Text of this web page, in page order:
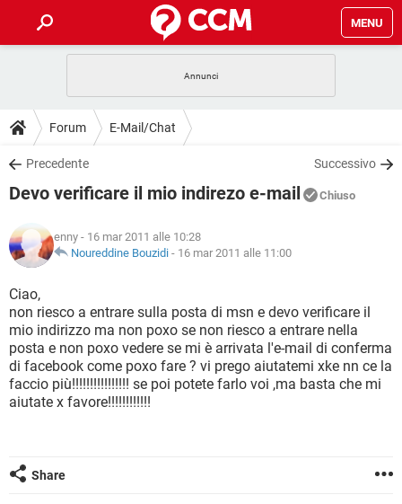
MENU
INTRATTENIMENTO
iOS
INSTAGRAM WHATSAPP
HARDWARE
GUIDE
COVID-19
INSTAGRAM
TIKTOK
HARDWARE
DOWNLOAD
COVID-19 GAMING
iOS WINDOWS 10
INSTAGRAM
TIKTOK FACEBOOK
HARDWARE
COVID-19
INTRATTENIMENTO
iOS
INSTAGRAM WHATSAPP
TIKTOK FACEBOOK
HARDWARE
GLOSSARIO
COVID-19
INTRATTENIMENTO ANDROID
iOS WINDOWS 10
INSTAGRAM WHATSAPP
TIKTOK
Forum E-Mail/Chat
Precedente Successivo
Devo verificare il mio indirezo e-mail Chiuso
enny - 16 mar 2011 alle 10:28
Noureddine Bouzidi - 16 mar 2011 alle 11:00
Ciao,
non riesco a entrare sulla posta di msn e devo verificare il
mio indirizzo ma non poxo se non riesco a entrare nella
posta e non poxo vedere se mi è arrivata l'e-mail di conferma
di facebook come poxo fare ? vi prego aiutatemi xke nn ce la
faccio più!!!!!!!!!!!!!!!! se poi potete farlo voi ,ma basta che mi
aiutate x favore!!!!!!!!!!!!
Share